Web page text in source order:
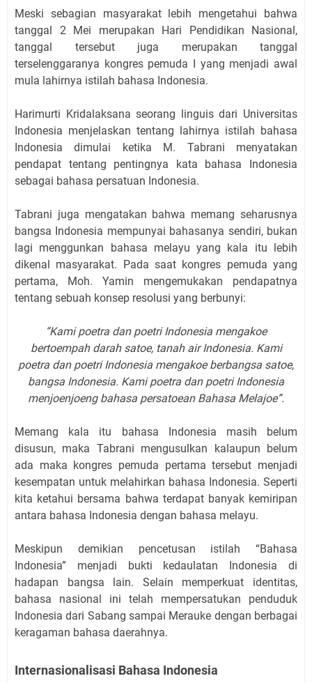
Meski sebagian masyarakat lebih mengetahui bahwa
tanggal 2 Mei merupakan Hari Pendidikan Nasional,
tanggal tersebut juga merupakan tanggal
terselenggaranya kongres pemuda I yang menjadi awal
mula lahirnya istilah bahasa Indonesia.
Harimurti Kridalaksana seorang linguis dari Universitas
Indonesia menjelaskan tentang lahirnya istilah bahasa
Indonesia dimulai ketika M. Tabrani menyatakan
pendapat tentang pentingnya kata bahasa Indonesia
sebagai bahasa persatuan Indonesia.
Tabrani juga mengatakan bahwa memang seharusnya
bangsa Indonesia mempunyai bahasanya sendiri, bukan
lagi menggunkan bahasa melayu yang kala itu lebih
dikenal masyarakat. Pada saat kongres pemuda yang
pertama, Moh. Yamin mengemukakan pendapatnya
tentang sebuah konsep resolusi yang berbunyi:
“Kami poetra dan poetri Indonesia mengakoe
bertoempah darah satoe, tanah air Indonesia. Kami
poetra dan poetri Indonesia mengakoe berbangsa satoe,
bangsa Indonesia. Kami poetra dan poetri Indonesia
menjoenjoeng bahasa persatoean Bahasa Melajoe”.
Memang kala itu bahasa Indonesia masih belum
disusun, maka Tabrani mengusulkan kalaupun belum
ada maka kongres pemuda pertama tersebut menjadi
kesempatan untuk melahirkan bahasa Indonesia. Seperti
kita ketahui bersama bahwa terdapat banyak kemiripan
antara bahasa Indonesia dengan bahasa melayu.
Meskipun demikian pencetusan istilah “Bahasa
Indonesia” menjadi bukti kedaulatan Indonesia di
hadapan bangsa lain. Selain memperkuat identitas,
bahasa nasional ini telah mempersatukan penduduk
Indonesia dari Sabang sampai Merauke dengan berbagai
keragaman bahasa daerahnya.
Internasionalisasi Bahasa Indonesia